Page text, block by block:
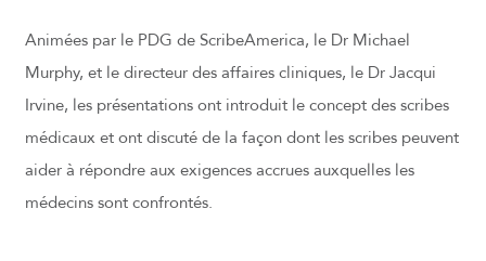
Animées par le PDG de ScribeAmerica, le Dr Michael
Murphy, et le directeur des affaires cliniques, le Dr Jacqui
Irvine, les présentations ont introduit le concept des scribes
médicaux et ont discuté de la façon dont les scribes peuvent
aider à répondre aux exigences accrues auxquelles les
médecins sont confrontés.